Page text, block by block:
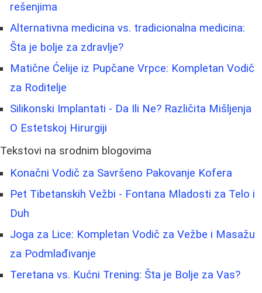
rešenjima
Alternativna medicina vs. tradicionalna medicina:
Šta je bolje za zdravlje?
Matične Ćelije iz Pupčane Vrpce: Kompletan Vodič
za Roditelje
Silikonski Implantati - Da Ili Ne? Različita Mišljenja
O Estetskoj Hirurgiji
Tekstovi na srodnim blogovima
Konačni Vodič za Savršeno Pakovanje Kofera
Pet Tibetanskih Vežbi - Fontana Mladosti za Telo i
Duh
Joga za Lice: Kompletan Vodič za Vežbe i Masažu
za Podmlađivanje
Teretana vs. Kućni Trening: Šta je Bolje za Vas?